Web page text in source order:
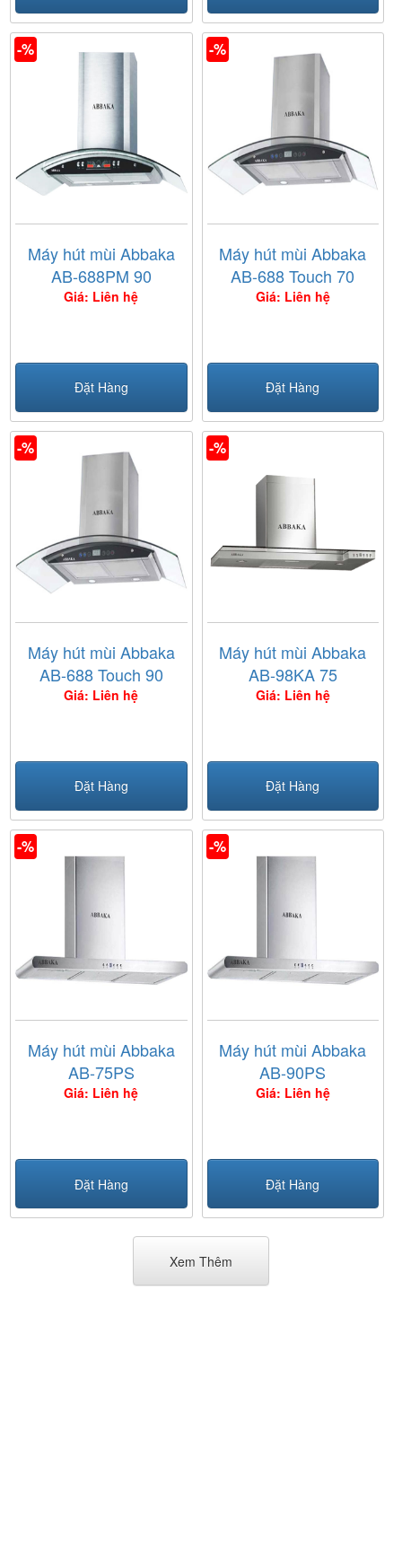
-%
Máy hút mùi Abbaka
AB-688PM 90
Giá: Liên hệ
Đặt Hàng
-%
Máy hút mùi Abbaka
AB-688 Touch 70
Giá: Liên hệ
Đặt Hàng
-%
Máy hút mùi Abbaka
AB-688 Touch 90
Giá: Liên hệ
Đặt Hàng
-%
Máy hút mùi Abbaka
AB-98KA 75
Giá: Liên hệ
Đặt Hàng
-%
Máy hút mùi Abbaka
AB-75PS
Giá: Liên hệ
Đặt Hàng
-%
Máy hút mùi Abbaka
AB-90PS
Giá: Liên hệ
Đặt Hàng
Xem Thêm